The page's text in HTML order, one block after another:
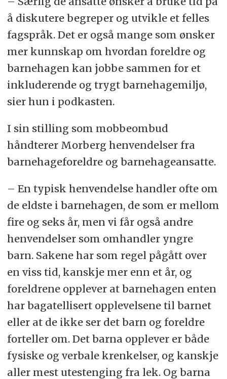
FUB skal være bredt sammensatt slik
at ulike behov og erfaringer blir
representert i utvalget. Medlemmene
må ha barn i barnehagen og ha
erfaring som foreldrerepresentant.
FUB skal ha seks medlemmer og et
varamedlem.
Det er Kunnskapsdepartementet som
oppnevner medlemmene til utvalget.
(Kilde: FUB)
å diskutere begreper og utvikle et felles
fagspråk. Det er også mange som ønsker
mer kunnskap om hvordan foreldre og
barnehagen kan jobbe sammen for et
inkluderende og trygt barnehagemiljø,
sier hun i podkasten.
I sin stilling som mobbeombud
håndterer Morberg henvendelser fra
barnehageforeldre og barnehageansatte.
– En typisk henvendelse handler ofte om
de eldste i barnehagen, de som er mellom
fire og seks år, men vi får også andre
henvendelser som omhandler yngre
barn. Sakene har som regel pågått over
en viss tid, kanskje mer enn et år, og
foreldrene opplever at barnehagen enten
har bagatellisert opplevelsene til barnet
eller at de ikke ser det barn og foreldre
forteller om. Det barna opplever er både
fysiske og verbale krenkelser, og kanskje
aller mest utestenging fra lek. Og barna